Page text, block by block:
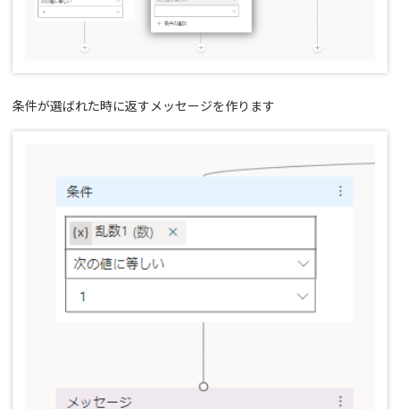
条件が選ばれた時に返すメッセージを作ります